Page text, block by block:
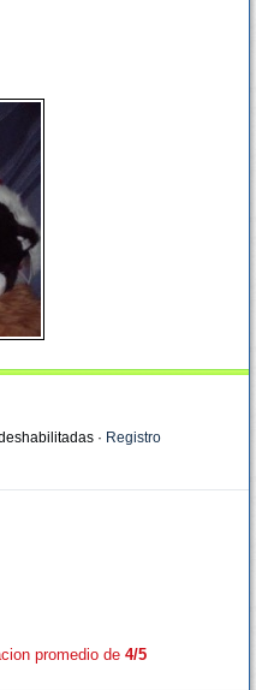
· Registro
promedio de 4/5